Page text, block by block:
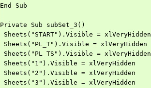
End Sub
Private Sub subSet_3()
Sheets("START").Visible = xlVeryHidden
Sheets("PL_T").Visible = xlVeryHidden
Sheets("PL_TS").Visible = xlVeryHidden
Sheets("1").Visible = xlVeryHidden
Sheets("2").Visible = xlVeryHidden
Sheets("3").Visible = xlVeryHidden